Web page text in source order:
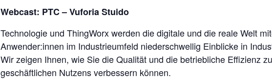
Webcast: PTC – Vuforia Stuido
Technologie und ThingWorx werden die digitale und die reale Welt
Anwender:innen im Industrieumfeld niederschwellig Einblicke in
Wir zeigen Ihnen, wie Sie die Qualität und die betriebliche Effizienz
geschäftlichen Nutzens verbessern können.